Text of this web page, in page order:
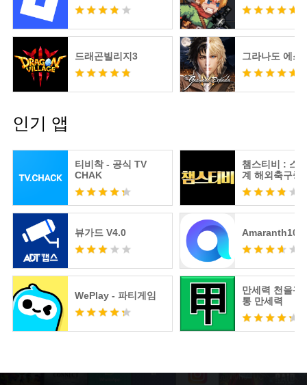
드래곤빌리지3 그라나도 에스
인기 앱
티비착 - 공식 TV
CHAK
뷰가드 V4.0
WePlay - 파티게임
챔스티비 : 스
계 해외축구중
츠분석
Amaranth10
만세력 천을귀
통 만세력